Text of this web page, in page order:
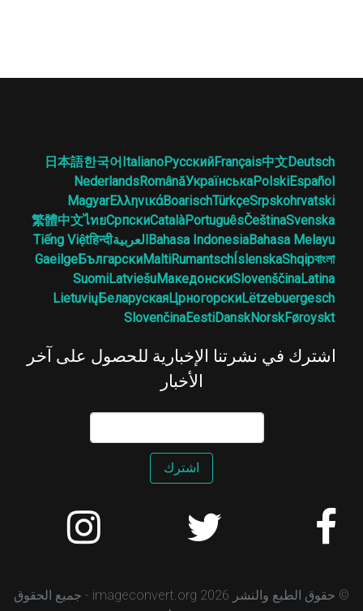
Deutsch
中文
Français
Русский
Italiano
한국어
日本語
Español
Polski
Українська
Română
Nederlands
Srpskohrvatski
Türkçe
Boarisch
Ελληνικά
Magyar
Svenska
Čeština
Português
Català
Српски
ไทย
繁體中文
Bahasa Melayu
Bahasa Indonesiaالعربيةहिन्दी
Tiếng Việt
বাংলা
Shqip
Íslenska
Rumantsch
Malti
Български
Gaeilge
Latina
Slovenščina
Македонски
Latviešu
Suomi
Lëtzebuergesch
Црногорски
Беларуская
Lietuvių
Føroyskt
Norsk
Dansk
Eesti
Slovenčina
اشترك في نشرتنا الإخبارية للحصول على آخر
الأخبار
اشترك
© حقوق الطبع والنشر 2026 imageconvert.org - جميع الحقوق